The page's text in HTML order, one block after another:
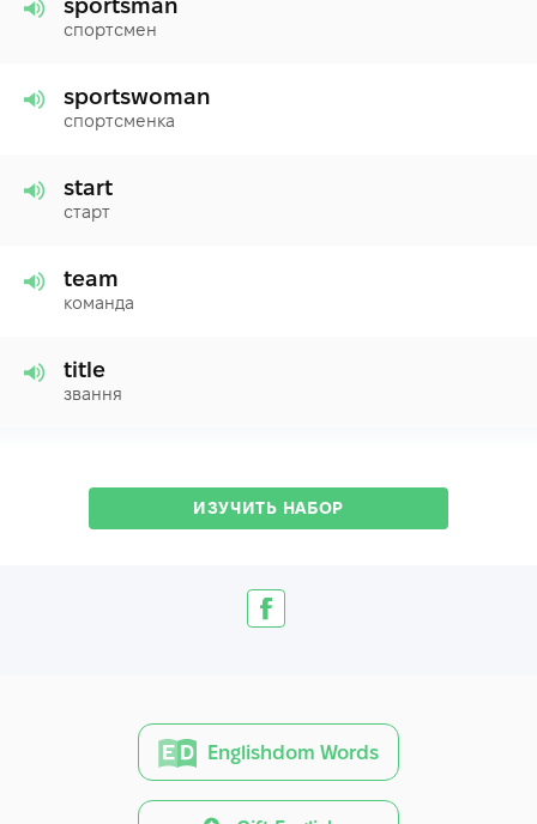
sportsman
спортсмен
sportswoman
спортсменка
start
старт
team
команда
title
звання
ИЗУЧИТЬ НАБОР
Englishdom Words